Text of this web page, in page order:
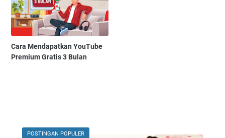
Cara Mendapatkan YouTube
Premium Gratis 3 Bulan
POSTINGAN POPULER